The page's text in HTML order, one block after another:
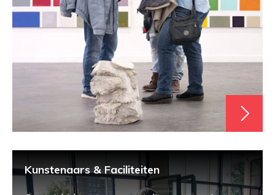
Kunstenaars & Faciliteiten